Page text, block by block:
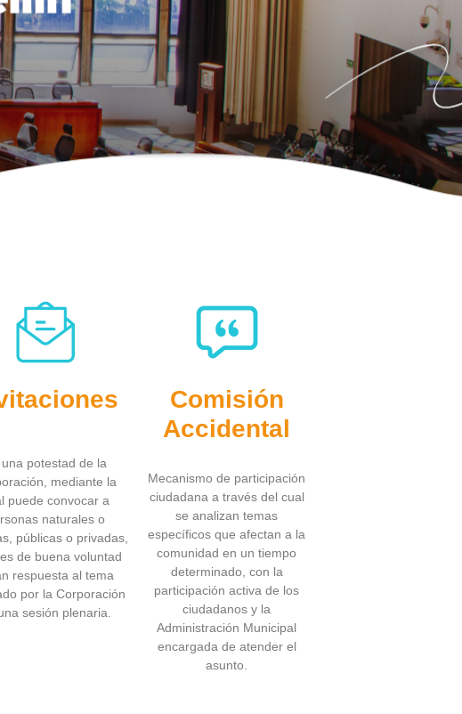
una potestad de la
mediante la
puede convocar a
naturales o
públicas o privadas,
de buena voluntad
respuesta al tema
por la Corporación
sesión plenaria.
Comisión
Accidental
Mecanismo de participación
ciudadana a través del cual
se analizan temas
específicos que afectan a la
comunidad en un tiempo
determinado, con la
participación activa de los
ciudadanos y la
Administración Municipal
encargada de atender el
asunto.